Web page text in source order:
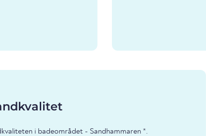
i badeområdet - Sandhammaren *.